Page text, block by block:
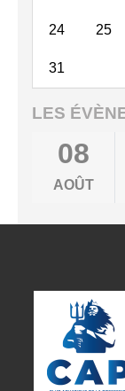
24 25
31
LES
08
AOÛT